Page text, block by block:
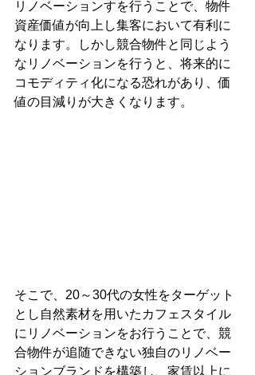
リノベーションすを行うことで、物件
資産価値が向上し集客において有利に
なります。しかし競合物件と同じよう
なリノベーションを行うと、将来的に
コモディティ化になる恐れがあり、価
値の目減りが大きくなります。
そこで、20～30代の女性をターゲット
とし自然素材を用いたカフェスタイル
にリノベーションをお行うことで、競
合物件が追随できない独自のリノベー
ションブランドを構築し、家賃以上に